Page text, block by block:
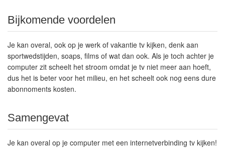
Bijkomende voordelen
Je kan overal, ook op je werk of vakantie tv kijken, denk aan
sportwedstijden, soaps, films of wat dan ook. Als je toch achter je
computer zit scheelt het stroom omdat je tv niet meer aan hoeft,
dus het is beter voor het milieu, en het scheelt ook nog eens dure
abonnoments kosten.
Samengevat
Je kan overal op je computer met een internetverbinding tv kijken!